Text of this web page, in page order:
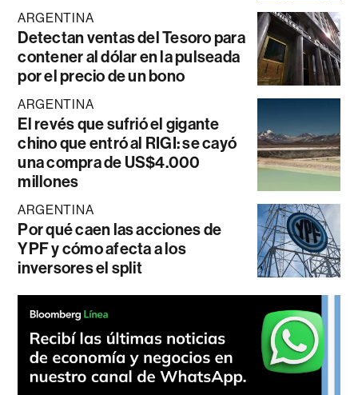
ARGENTINA
Detectan ventas del Tesoro para
contener al dólar en la pulseada
por el precio de un bono
ARGENTINA
El revés que sufrió el gigante
chino que entró al RIGI: se cayó
una compra de US$4.000
millones
ARGENTINA
Por qué caen las acciones de
YPF y cómo afecta a los
inversores el split